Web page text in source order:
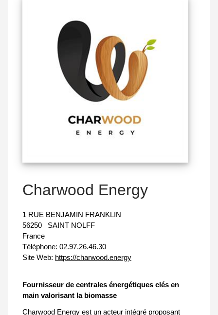
Charwood Energy
1 RUE BENJAMIN FRANKLIN
56250
SAINT NOLFF
France
Téléphone: 02.97.26.46.30
Site Web: https://charwood.energy
Fournisseur de centrales énergétiques clés en
main valorisant la biomasse
Charwood Energy est un acteur intégré proposant